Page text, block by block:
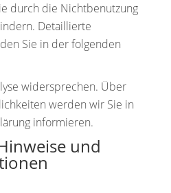
durch die Nichtbenutzung
Detaillierte
Sie in der folgenden
widersprechen. Über
werden wir Sie in
informieren.
und